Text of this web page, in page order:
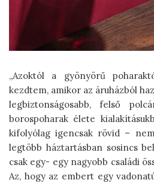
„Azoktól a gyönyörű
kezdtem, amikor az áruházból
legbiztonságosabb, felső
borospoharak élete
kifolyólag igencsak rövid –
legtöbb háztartásban sosincs
csak egy- egy nagyobb családi
Az, hogy az embert egy